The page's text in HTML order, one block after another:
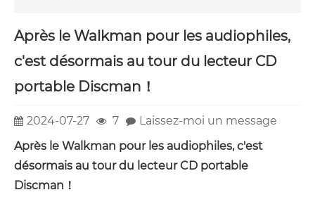
Après le Walkman pour les audiophiles,
c'est désormais au tour du lecteur CD
portable Discman！
2024-07-27 7
Laissez-moi un message
Après le Walkman pour les audiophiles, c'est
désormais au tour du lecteur CD portable
Discman！